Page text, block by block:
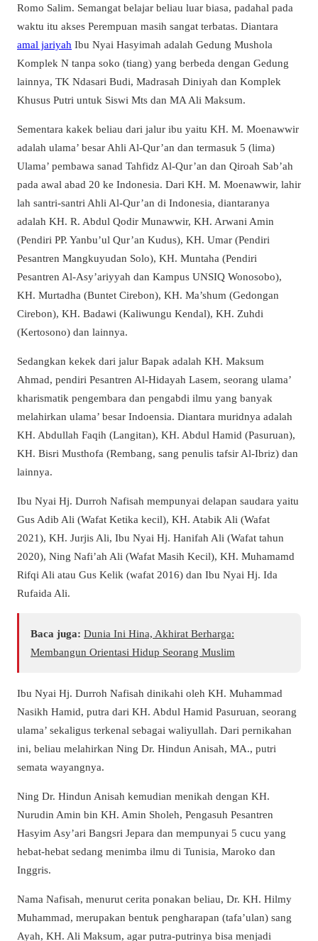
Romo Salim. Semangat belajar beliau luar biasa, padahal pada
waktu itu akses Perempuan masih sangat terbatas. Diantara
amal jariyah Ibu Nyai Hasyimah adalah Gedung Mushola
Komplek N tanpa soko (tiang) yang berbeda dengan Gedung
lainnya, TK Ndasari Budi, Madrasah Diniyah dan Komplek
Khusus Putri untuk Siswi Mts dan MA Ali Maksum.
Sementara kakek beliau dari jalur ibu yaitu KH. M. Moenawwir
adalah ulama’ besar Ahli Al-Qur’an dan termasuk 5 (lima)
Ulama’ pembawa sanad Tahfidz Al-Qur’an dan Qiroah Sab’ah
pada awal abad 20 ke Indonesia. Dari KH. M. Moenawwir, lahir
lah santri-santri Ahli Al-Qur’an di Indonesia, diantaranya
adalah KH. R. Abdul Qodir Munawwir, KH. Arwani Amin
(Pendiri PP. Yanbu’ul Qur’an Kudus), KH. Umar (Pendiri
Pesantren Mangkuyudan Solo), KH. Muntaha (Pendiri
Pesantren Al-Asy’ariyyah dan Kampus UNSIQ Wonosobo),
KH. Murtadha (Buntet Cirebon), KH. Ma’shum (Gedongan
Cirebon), KH. Badawi (Kaliwungu Kendal), KH. Zuhdi
(Kertosono) dan lainnya.
Sedangkan kekek dari jalur Bapak adalah KH. Maksum
Ahmad, pendiri Pesantren Al-Hidayah Lasem, seorang ulama’
kharismatik pengembara dan pengabdi ilmu yang banyak
melahirkan ulama’ besar Indoensia. Diantara muridnya adalah
KH. Abdullah Faqih (Langitan), KH. Abdul Hamid (Pasuruan),
KH. Bisri Musthofa (Rembang, sang penulis tafsir Al-Ibriz) dan
lainnya.
Ibu Nyai Hj. Durroh Nafisah mempunyai delapan saudara yaitu
Gus Adib Ali (Wafat Ketika kecil), KH. Atabik Ali (Wafat
2021), KH. Jurjis Ali, Ibu Nyai Hj. Hanifah Ali (Wafat tahun
2020), Ning Nafi’ah Ali (Wafat Masih Kecil), KH. Muhamamd
Rifqi Ali atau Gus Kelik (wafat 2016) dan Ibu Nyai Hj. Ida
Rufaida Ali.
Baca juga: Dunia Ini Hina, Akhirat Berharga:
Membangun Orientasi Hidup Seorang Muslim
Ibu Nyai Hj. Durroh Nafisah dinikahi oleh KH. Muhammad
Nasikh Hamid, putra dari KH. Abdul Hamid Pasuruan, seorang
ulama’ sekaligus terkenal sebagai waliyullah. Dari pernikahan
ini, beliau melahirkan Ning Dr. Hindun Anisah, MA., putri
semata wayangnya.
Ning Dr. Hindun Anisah kemudian menikah dengan KH.
Nurudin Amin bin KH. Amin Sholeh, Pengasuh Pesantren
Hasyim Asy’ari Bangsri Jepara dan mempunyai 5 cucu yang
hebat-hebat sedang menimba ilmu di Tunisia, Maroko dan
Inggris.
Nama Nafisah, menurut cerita ponakan beliau, Dr. KH. Hilmy
Muhammad, merupakan bentuk pengharapan (tafa’ulan) sang
Ayah, KH. Ali Maksum, agar putra-putrinya bisa menjadi